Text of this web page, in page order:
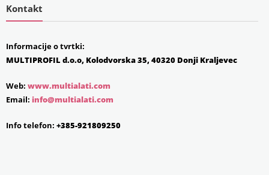
Kontakt
Informacije o tvrtki:
MULTIPROFIL d.o.o, Kolodvorska 35, 40320 Donji Kraljevec
Web: www.multialati.com
Email: info@multialati.com
Info telefon: +385-921809250